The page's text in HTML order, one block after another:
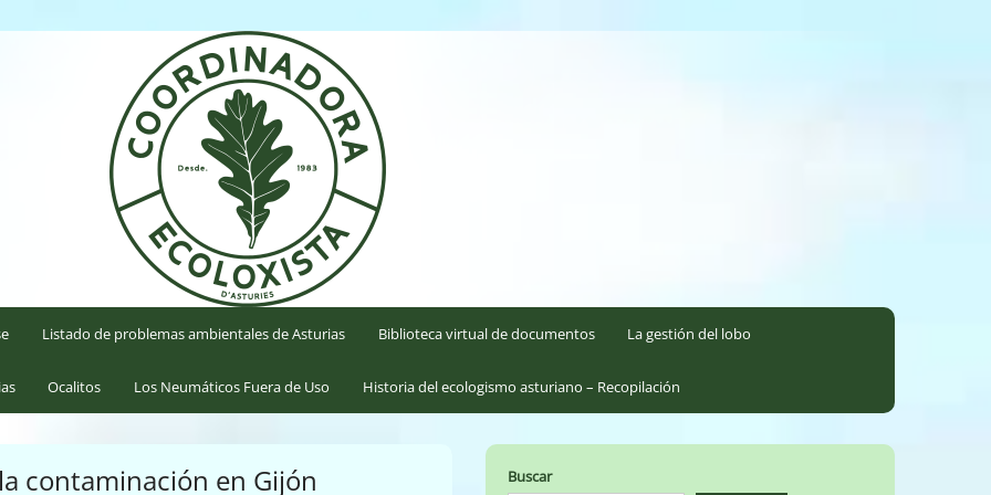
Listado de problemas ambientales de Asturias Biblioteca virtual de documentos La gestión del lobo
Ocalitos Los Neumáticos Fuera de Uso Historia del ecologismo asturiano – Recopilación
contaminación en Gijón Buscar